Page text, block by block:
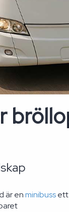
är enminibussett